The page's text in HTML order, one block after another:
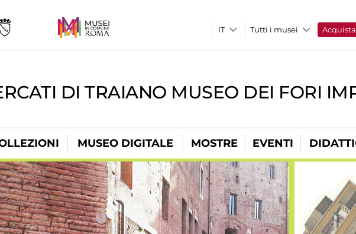
Tutti i musei Acquista
DI TRAIANO MUSEO DEI FORI
MUSEO DIGITALE MOSTRE EVENTI